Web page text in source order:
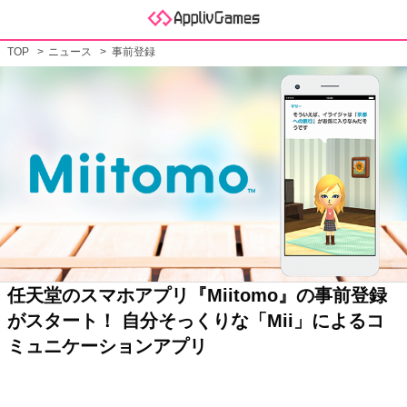
TOP ニュース 事前登録
任天堂のスマホアプリ『Miitomo』の事前登録
がスタート！ 自分そっくりな「Mii」によるコ
ミュニケーションアプリ